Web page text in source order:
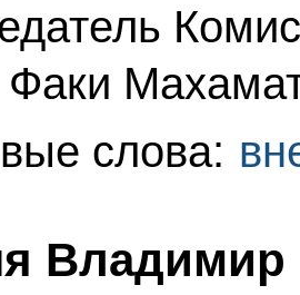
слова:
Владимир